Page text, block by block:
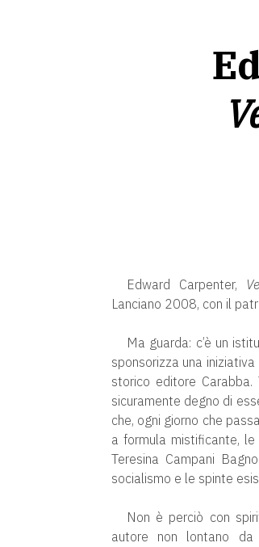
Edward Carpenter,
Lanciano 2008, con il
Ma guarda: c’è un
sponsorizza una
storico editore
sicuramente degno di
che, ogni giorno che
a formula mistificante, le
Teresina Campani
socialismo e le spinte
Non è perciò con
autore non lontano da